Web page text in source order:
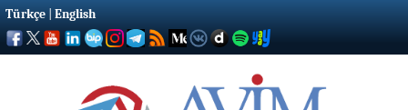
Türkçe English